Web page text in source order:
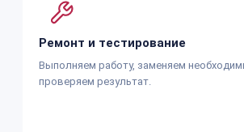
Ремонт и тестирование
Выполняем работу, заменяем
проверяем результат.